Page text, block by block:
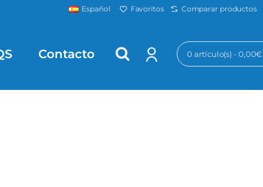
Español Favoritos Comparar productos
Contacto 0 artículo(s) - 0,00€